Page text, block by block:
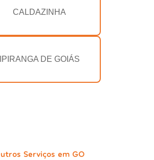
CALDAZINHA
IPIRANGA DE GOIÁS
Serviços em GO